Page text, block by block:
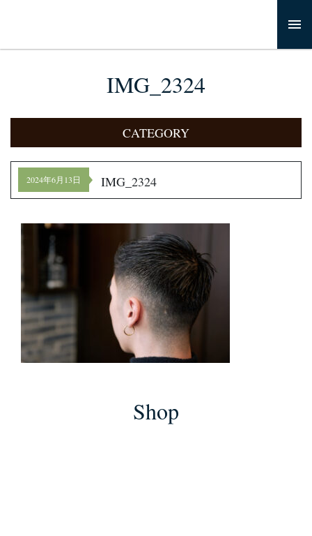
IMG_2324
CATEGORY
2024年6月13日 IMG_2324
Shop